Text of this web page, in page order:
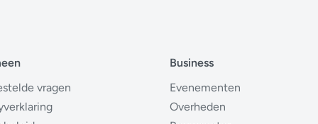
vragen
Business
Evenementen
Overheden